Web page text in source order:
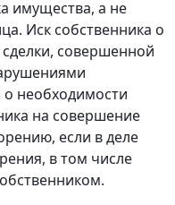
имущества, а не
Иск собственника о
совершенной
о необходимости
на совершение
если в деле
в том числе